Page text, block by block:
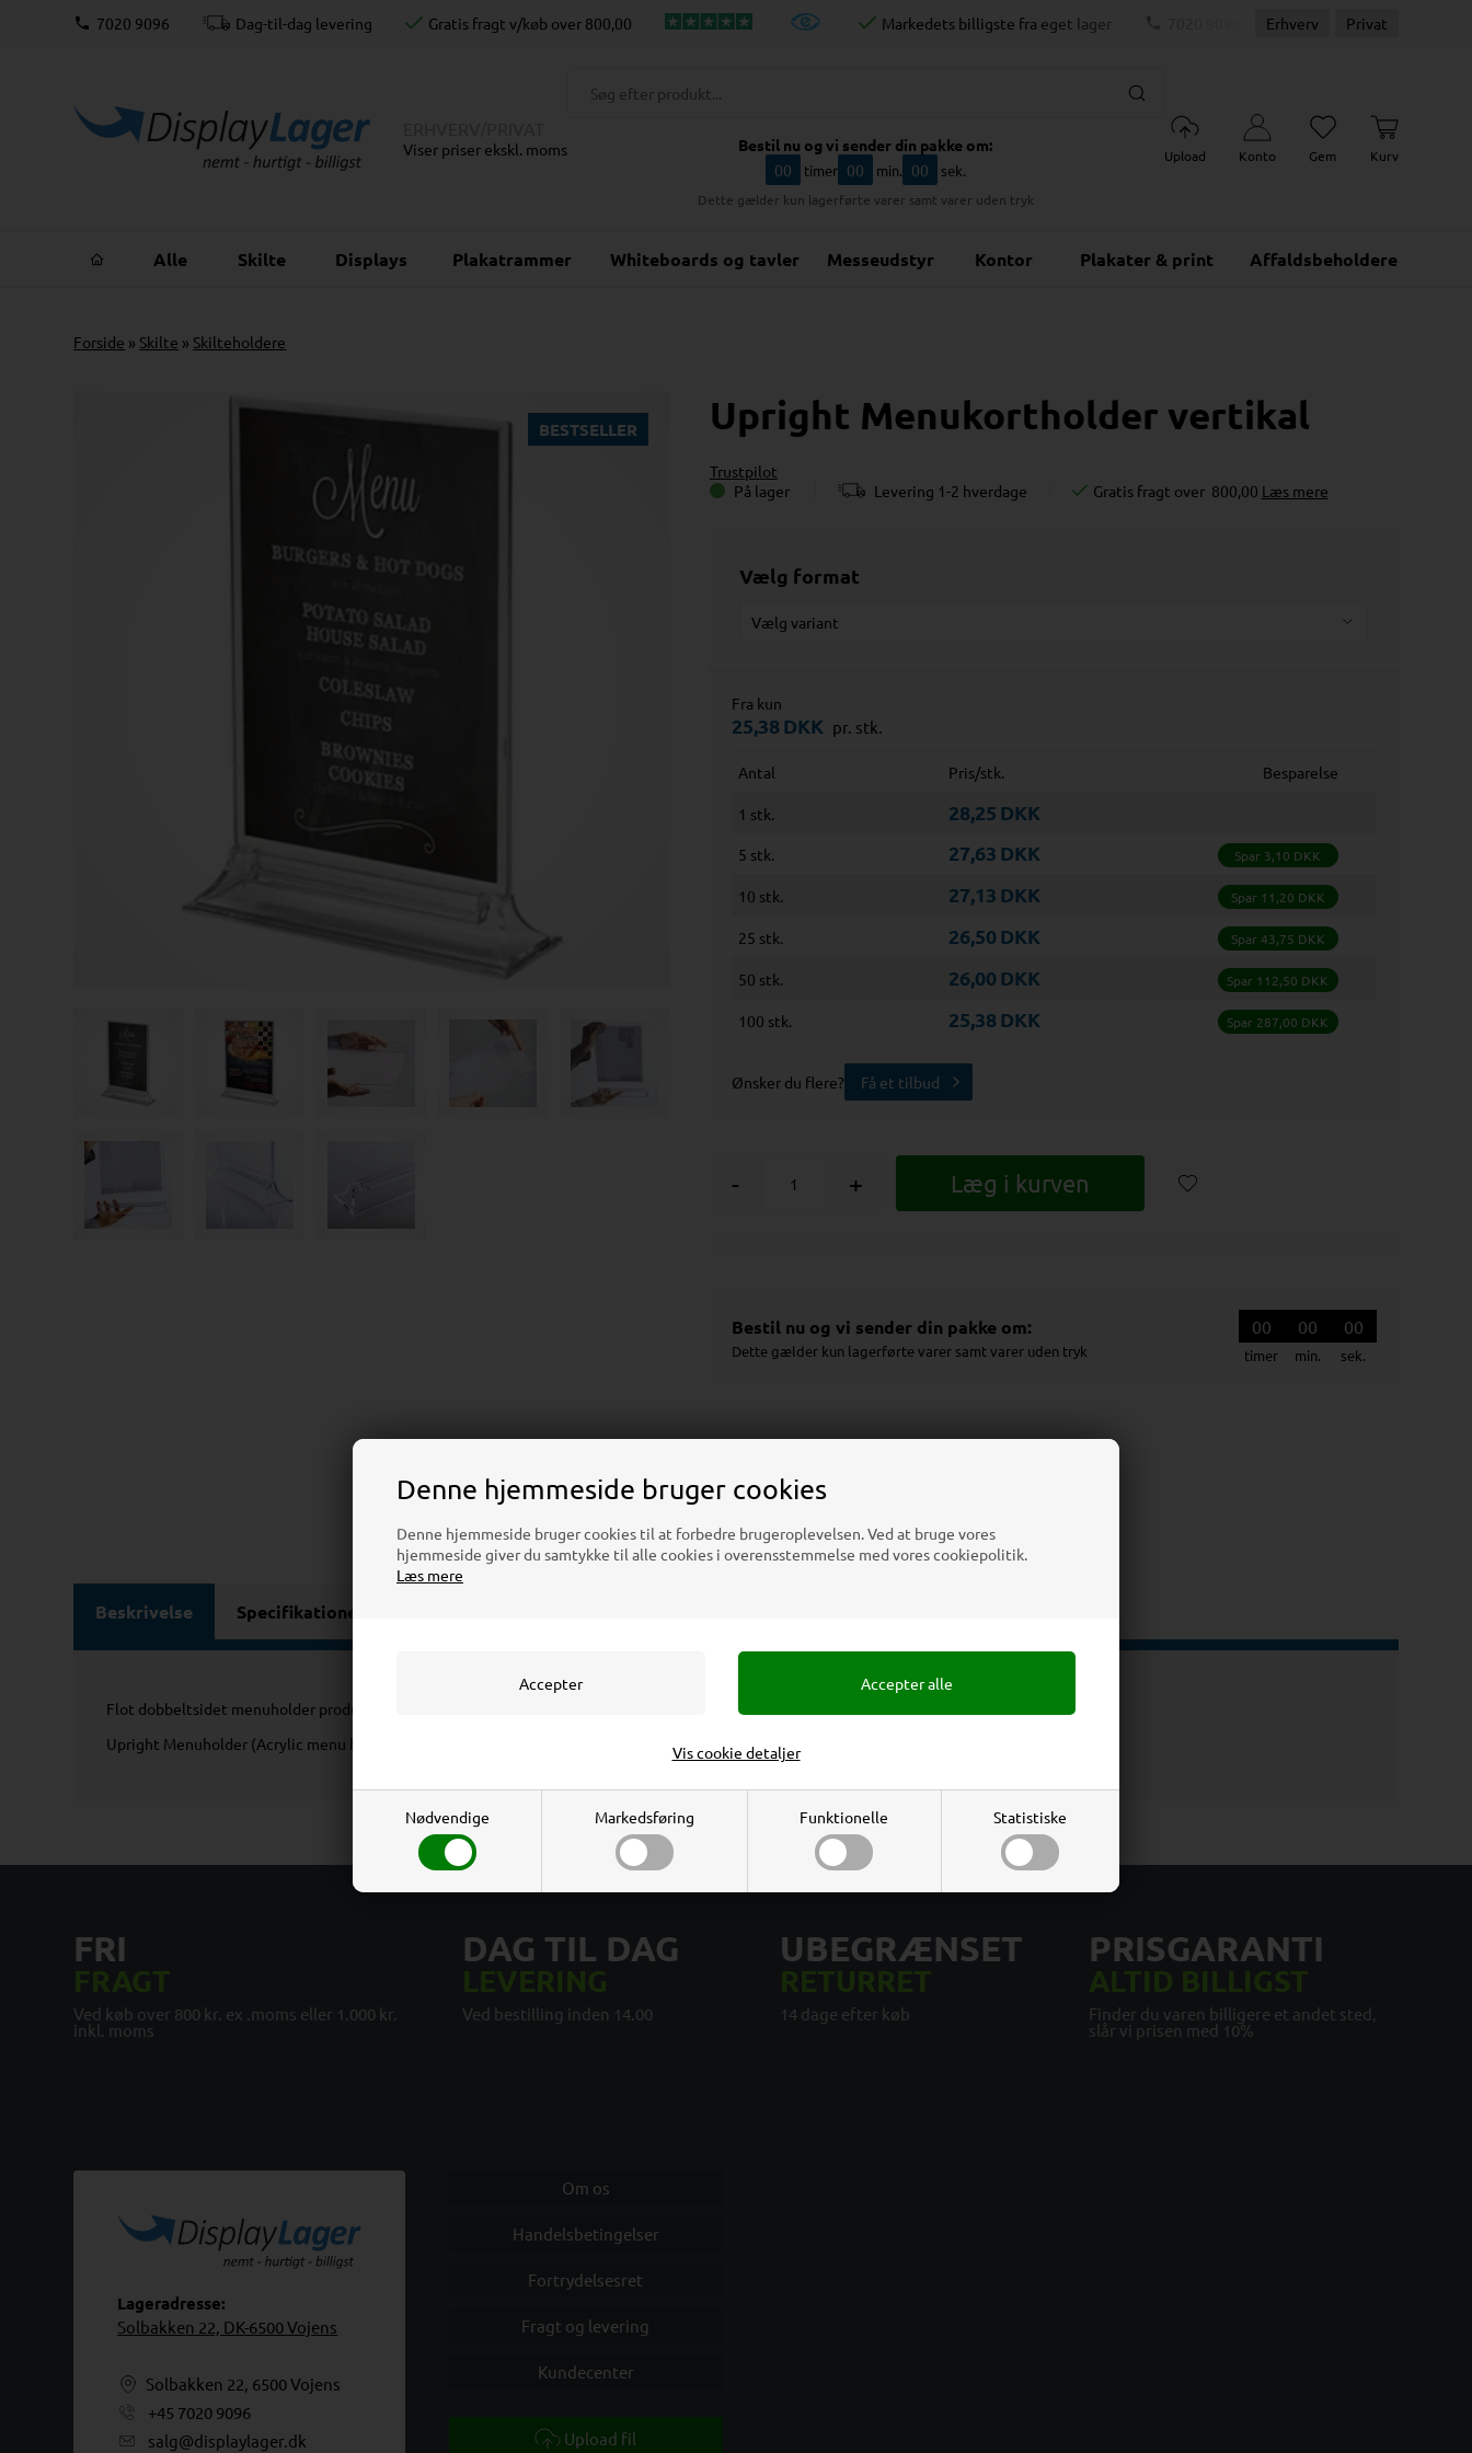
Denne hjemmeside bruger cookies
Denne hjemmeside bruger cookies til at forbedre brugeroplevelsen. Ved at bruge vores
hjemmeside giver du samtykke til alle cookies i overensstemmelse med vores cookiepolitik.
Læs mere
Nødvendige Markedsføring Funktionelle Statistiske
Vis cookie detaljer
7020 9096 Dag-til-dag levering Gratis fragt v/køb over 800,00 Markedets billigste fra eget lager Dag-til-dag levering
Erhverv Privat
Viser priser ekskl. moms
Bestil nu og vi sender din pakke om:
00
timer 00 min. 00 sek.
Dette gælder kun lagerførte varer samt varer uden tryk
Upload Konto Gem Kurv
Alle Skilte Displays Plakatrammer Whiteboards og tavler Messeudstyr Kontor Plakater & print Affaldsbeholdere
Forside » Skilte » Skilteholdere
BESTSELLER Upright Menukortholder vertikal
Trustpilot
På lager
Levering 1-2 hverdage Gratis fragt over 800,00 Læs mere
Vælg format
Fra kun
25,38DKK pr. stk.
Antal Pris/stk. Besparelse
1 stk. 28,25 DKK
5 stk. 27,63 DKK Spar 3,10 DKK
10 stk. 27,13 DKK Spar 11,20 DKK
25 stk. 26,50DKK Spar 43,75 DKK
50 stk. 26,00DKK Spar 112,50 DKK
100 stk. 25,38DKK Spar 287,00 DKK
Ønsker du flere? Få et tilbud
- +
Bestil nu og vi sender din pakke om:
Dette gælder kun lagerførte varer samt varer uden tryk
00
timer
00
min.
00
sek.
Beskrivelse Specifikationer
Flot dobbeltsidet menuholder produceret i transparent akryl. Frit stående på fod. Budskabet er let at udskifte.
Upright Menuholder (Acrylic menu holder) - Transparent
FRI
FRAGT
Ved køb over 800 kr. ex .moms eller 1.000 kr.
inkl. moms
DAG TIL DAG
LEVERING
Ved bestilling inden 14.00
UBEGRÆNSET
RETURRET
14 dage efter køb
PRISGARANTI
ALTID BILLIGST
Finder du varen billigere et andet sted,
slår vi prisen med 10%
Lageradresse:
Solbakken 22, DK-6500 Vojens
Solbakken 22, 6500 Vojens
+45 7020 9096
salg@displaylager.dk
Om os
Handelsbetingelser
Fortrydelsesret
Fragt og levering
Kundecenter
Upload fil